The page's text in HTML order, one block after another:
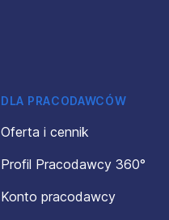
DLA PRACODAWCÓW
Oferta i cennik
Profil Pracodawcy 360°
Konto pracodawcy